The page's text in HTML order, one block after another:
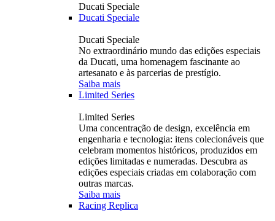
Ducati Speciale
Ducati Speciale
Ducati Speciale
No extraordinário mundo das edições especiais
da Ducati, uma homenagem fascinante ao
artesanato e às parcerias de prestígio.
Saiba mais
Limited Series
Limited Series
Uma concentração de design, excelência em
engenharia e tecnologia: itens colecionáveis ​​que
celebram momentos históricos, produzidos em
edições limitadas e numeradas. Descubra as
edições especiais criadas em colaboração com
outras marcas.
Saiba mais
Racing Replica